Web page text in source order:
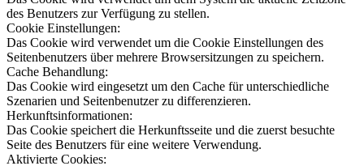
des Benutzers zur Verfügung zu stellen.
Cookie Einstellungen:
Das Cookie wird verwendet um die Cookie Einstellungen des
Seitenbenutzers über mehrere Browsersitzungen zu speichern.
Cache Behandlung:
Das Cookie wird eingesetzt um den Cache für unterschiedliche
Szenarien und Seitenbenutzer zu differenzieren.
Herkunftsinformationen:
Das Cookie speichert die Herkunftsseite und die zuerst besuchte
Seite des Benutzers für eine weitere Verwendung.
Aktivierte Cookies: